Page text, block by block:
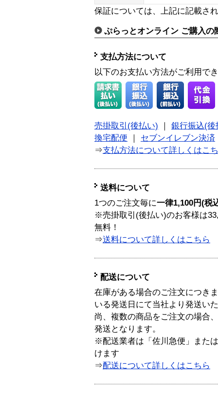
保証については、上記に記載さ
ぷらっとオンライン ご購入の
支払方法について
以下のお支払い方法がご利用で
売掛取引(後払い)
銀行振込(後
換宅配便
セブンイレブン決済
⇒支払方法について詳しくはこ
送料について
1つのご注文毎に一律1,100円(税
※売掛取引(後払い)のお客様は
無料！
⇒送料について詳しくはこちら
配送について
在庫がある場合のご注文につき
いる発送日にて当社より発送い
尚、複数の商品をご注文の場合
発送となります。
※配送業者は「佐川急便」また
けます
⇒配送について詳しくはこちら